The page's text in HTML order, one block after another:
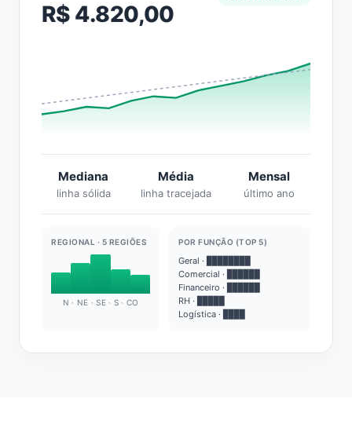
R$ 4.820,00
Mediana
linha sólida
Média
linha tracejada
Mensal
último ano
REGIONAL · 5 REGIÕES
N · NE · SE · S · CO
POR FUNÇÃO (TOP 5)
Geral · ████████
Comercial · ██████
Financeiro · ██████
RH · █████
Logística · ████